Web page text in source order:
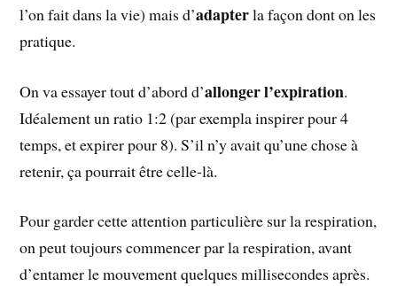
l’on fait dans la vie) mais d’adapterla façon dont on les
pratique.
On va essayer tout d’abord d’allonger l’expiration.
Idéalement un ratio 1:2 (par exempla inspirer pour 4
temps, et expirer pour 8). S’il n’y avait qu’une chose à
retenir, ça pourrait être celle-là.
Pour garder cette attention particulière sur la respiration,
on peut toujours commencer par la respiration, avant
d’entamer le mouvement quelques millisecondes après.